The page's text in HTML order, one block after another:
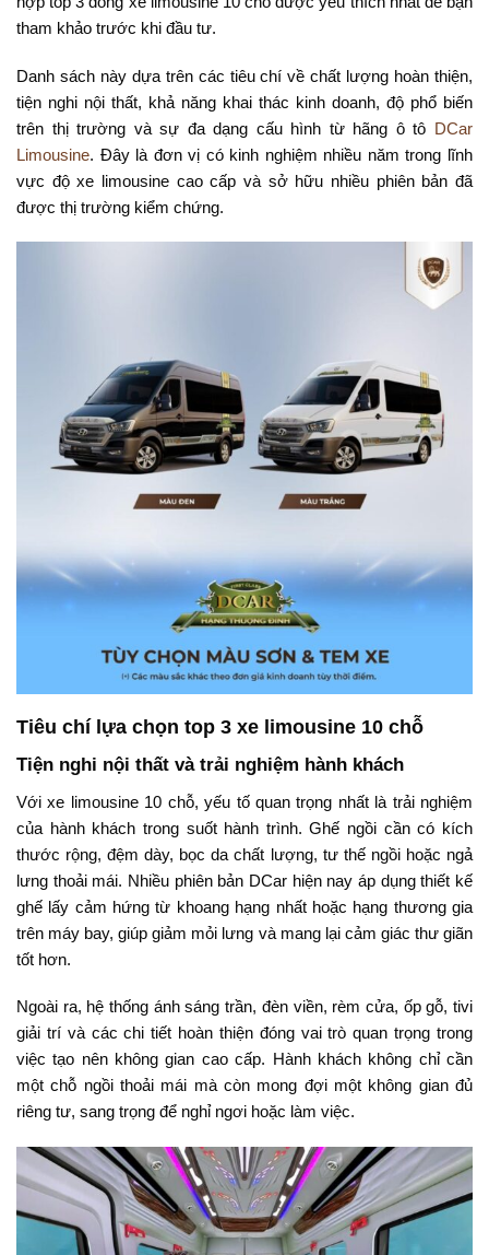
tham khảo trước khi đầu tư.
Danh sách này dựa trên các tiêu chí về chất lượng hoàn thiện,
tiện nghi nội thất, khả năng khai thác kinh doanh, độ phổ biến
trên thị trường và sự đa dạng cấu hình từ hãng ô tô DCar
Limousine. Đây là đơn vị có kinh nghiệm nhiều năm trong lĩnh
vực độ xe limousine cao cấp và sở hữu nhiều phiên bản đã
được thị trường kiểm chứng.
Tiêu chí lựa chọn top 3 xe limousine 10 chỗ
Tiện nghi nội thất và trải nghiệm hành khách
Với xe limousine 10 chỗ, yếu tố quan trọng nhất là trải nghiệm
của hành khách trong suốt hành trình. Ghế ngồi cần có kích
thước rộng, đệm dày, bọc da chất lượng, tư thế ngồi hoặc ngả
lưng thoải mái. Nhiều phiên bản DCar hiện nay áp dụng thiết kế
ghế lấy cảm hứng từ khoang hạng nhất hoặc hạng thương gia
trên máy bay, giúp giảm mỏi lưng và mang lại cảm giác thư giãn
tốt hơn.
Ngoài ra, hệ thống ánh sáng trần, đèn viền, rèm cửa, ốp gỗ, tivi
giải trí và các chi tiết hoàn thiện đóng vai trò quan trọng trong
việc tạo nên không gian cao cấp. Hành khách không chỉ cần
một chỗ ngồi thoải mái mà còn mong đợi một không gian đủ
riêng tư, sang trọng để nghỉ ngơi hoặc làm việc.